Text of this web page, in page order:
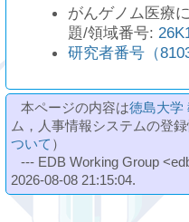
がんゲノム医療
題/領域番号:
研究者番号（
本ページの内容は徳島大学
ム，人事情報システムの登
ついて ）
--- EDB Working Group
2026-08-08 21:15:04.